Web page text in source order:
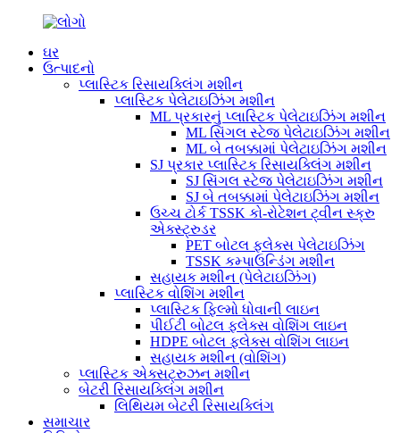
ઘર
ઉત્પાદનો
પ્લાસ્ટિક રિસાયક્લિંગ મશીન
પ્લાસ્ટિક પેલેટાઇઝિંગ મશીન
ML પ્રકારનું પ્લાસ્ટિક પેલેટાઇઝિંગ મશીન
ML સિંગલ સ્ટેજ પેલેટાઇઝિંગ મશીન
ML બે તબક્કામાં પેલેટાઇઝિંગ મશીન
SJ પ્રકાર પ્લાસ્ટિક રિસાયક્લિંગ મશીન
SJ સિંગલ સ્ટેજ પેલેટાઇઝિંગ મશીન
SJ બે તબક્કામાં પેલેટાઇઝિંગ મશીન
ઉચ્ચ ટોર્ક TSSK કો-રોટેશન ટ્વીન સ્ક્રુ
એક્સ્ટ્રુડર
PET બોટલ ફ્લેક્સ પેલેટાઇઝિંગ
TSSK કમ્પાઉન્ડિંગ મશીન
સહાયક મશીન (પેલેટાઇઝિંગ)
પ્લાસ્ટિક વોશિંગ મશીન
પ્લાસ્ટિક ફિલ્મો ધોવાની લાઇન
પીઈટી બોટલ ફ્લેક્સ વોશિંગ લાઇન
HDPE બોટલ ફ્લેક્સ વોશિંગ લાઇન
સહાયક મશીન (વોશિંગ)
પ્લાસ્ટિક એક્સટ્રુઝન મશીન
બેટરી રિસાયક્લિંગ મશીન
લિથિયમ બેટરી રિસાયક્લિંગ
સમાચાર